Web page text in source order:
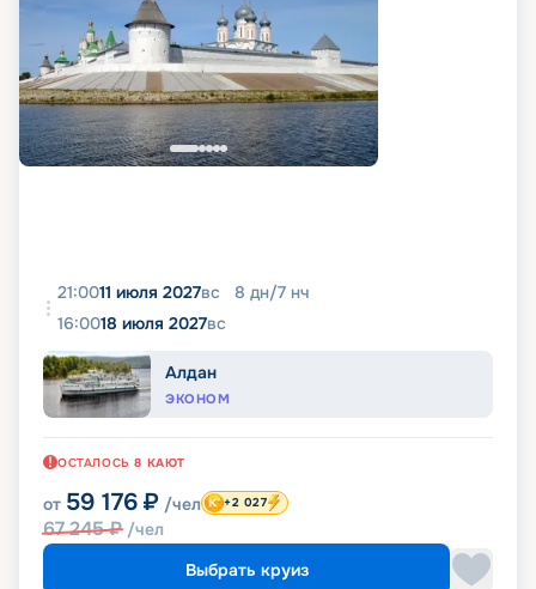
21:0011 июля 2027вс 8 дн/7 нч
16:0018 июля 2027вс
Алдан
ЭКОНОМ
ОСТАЛОСЬ 8 КАЮТ
от 59 176 ₽ /чел
67 245₽ /чел
+2 027
Выбрать круиз